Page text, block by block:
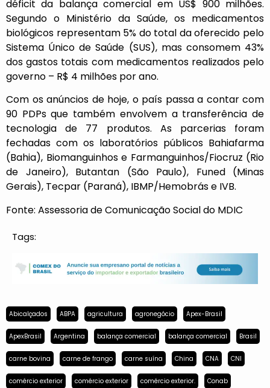
déficit da balança comercial em US$ 900 milhões.
Segundo o Ministério da Saúde, os medicamentos
biológicos representam 5% do total da oferecido pelo
Sistema Único de Saúde (SUS), mas consomem 43%
dos gastos totais com medicamentos realizados pelo
governo – R$ 4 milhões por ano.
Com os anúncios de hoje, o país passa a contar com
90 PDPs que também envolvem a transferência de
tecnologia de 77 produtos. As parcerias foram
fechadas com os laboratórios públicos Bahiafarma
(Bahia), Biomanguinhos e Farmanguinhos/Fiocruz (Rio
de Janeiro), Butantan (São Paulo), Funed (Minas
Gerais), Tecpar (Paraná), IBMP/Hemobrás e IVB.
Fonte: Assessoria de Comunicação Social do MDIC
Tags:
Abicalçados ABPA agricultura agronegócio Apex-Brasil
ApexBrasil Argentina balança comercial balança comercial Brasil
carne bovina carne de frango carne suína China CNA CNI
comércio exterior comércio exterior comércio exterior. Conab